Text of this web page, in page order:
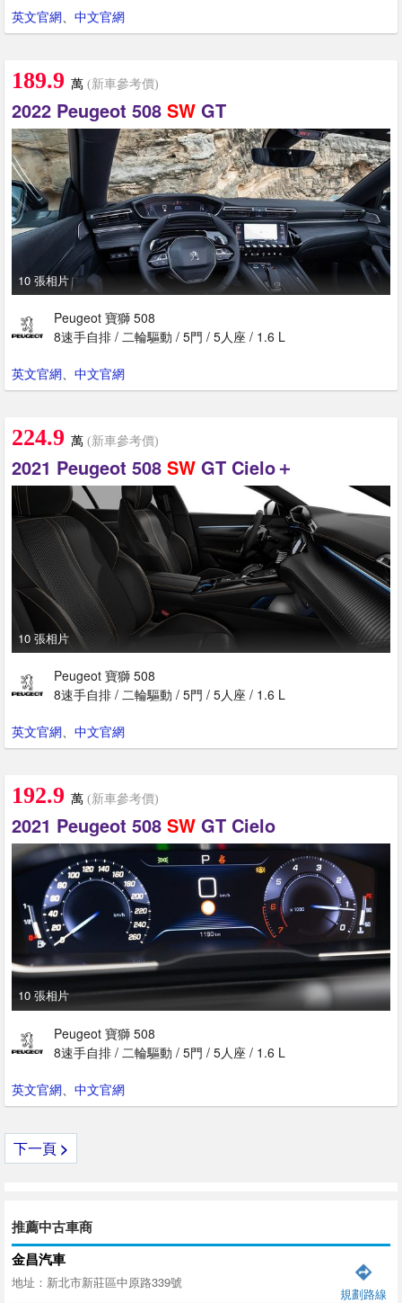
英文官網 中文官網
189.9 萬 (新車參考價)
2022 Peugeot 508 SW GT
10 張相片
Peugeot 寶獅 508
8速手自排 / 二輪驅動 / 5門 / 5人座 / 1.6 L
英文官網、 中文官網
224.9 萬 (新車參考價)
2021 Peugeot 508 SW GT Cielo＋
10 張相片
Peugeot 寶獅 508
8速手自排 / 二輪驅動 / 5門 / 5人座 / 1.6 L
英文官網、 中文官網
192.9 萬 (新車參考價)
2021 Peugeot 508 SW GT Cielo
10 張相片
Peugeot 寶獅 508
8速手自排 / 二輪驅動 / 5門 / 5人座 / 1.6 L
英文官網 中文官網
下一頁 >
推薦中古車商
金昌汽車
地址：新北市新莊區中原路339號
規劃路線